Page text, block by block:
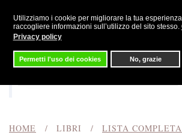
Utilizziamo i cookie per migliorare la tua
raccogliere informazioni sull’utilizzo del sito stesso.
Privacy policy
Permetti l'uso dei cookies No, grazie
Skip to main content
HOME LIBRI LISTA COMPLETA